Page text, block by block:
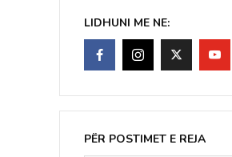
LIDHUNI ME NE:
PËR POSTIMET E REJA